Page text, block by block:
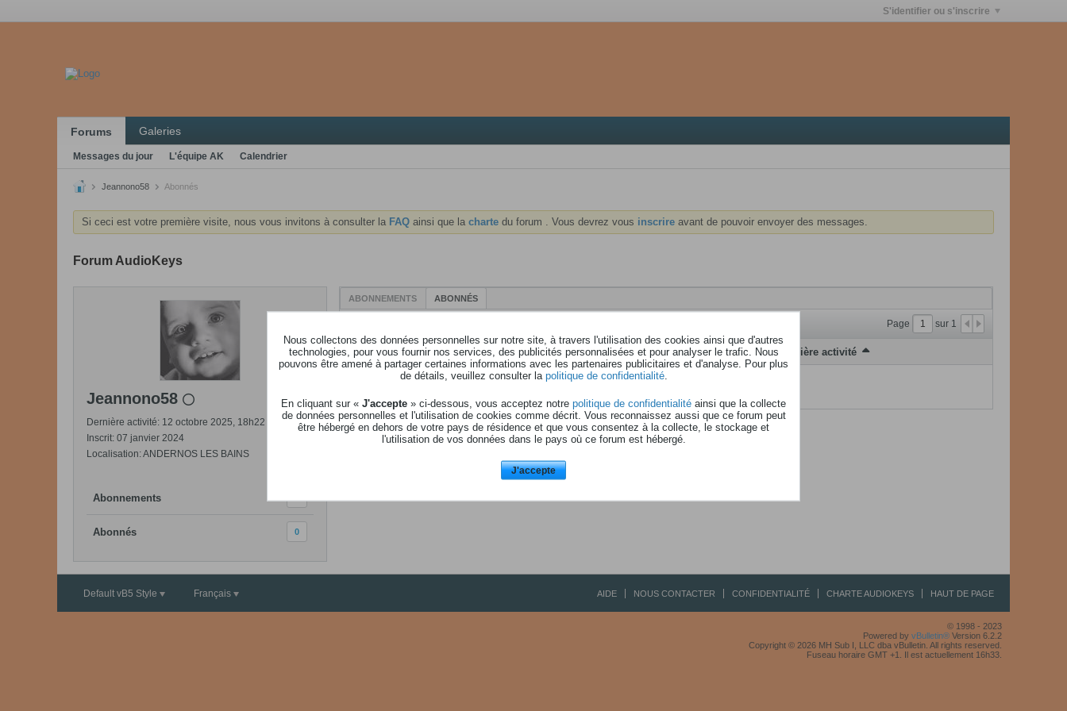
S'identifier ou s'inscrire
Forums Galeries
Messages du jour L'équipe AK Calendrier
Jeannono58 Abonnés
Si ceci est votre première visite, nous vous invitons à consulter la FAQ ainsi que la charte du forum . Vous devrez vous inscrire avant de pouvoir envoyer des messages.
Forum AudioKeys
Jeannono58
Dernière activité: 12 octobre 2025, 18h22
Inscrit: 07 janvier 2024
Localisation: ANDERNOS LES BAINS
Abonnements
Abonnés 0
ABONNEMENTS ABONNÉS
Page sur 1
Nom Dernière activité
Default vB5 Style Français AIDE NOUS CONTACTER CONFIDENTIALITÉ CHARTE AUDIOKEYS HAUT DE PAGE
© 1998 - 2023
Powered by vBulletin® Version 6.2.2
Copyright © 2026 MH Sub I, LLC dba vBulletin. All rights reserved.
Fuseau horaire GMT +1. Il est actuellement 16h33.
Nous collectons des données personnelles sur notre site, à travers l'utilisation des cookies ainsi que d'autres
technologies, pour vous fournir nos services, des publicités personnalisées et pour analyser le trafic. Nous
pouvons être amené à partager certaines informations avec les partenaires publicitaires et d'analyse. Pour plus
de détails, veuillez consulter la politique de confidentialité.
En cliquant sur « J'accepte » ci-dessous, vous acceptez notre politique de confidentialité ainsi que la collecte
de données personnelles et l'utilisation de cookies comme décrit. Vous reconnaissez aussi que ce forum peut
être hébergé en dehors de votre pays de résidence et que vous consentez à la collecte, le stockage et
l'utilisation de vos données dans le pays où ce forum est hébergé.
J'accepte